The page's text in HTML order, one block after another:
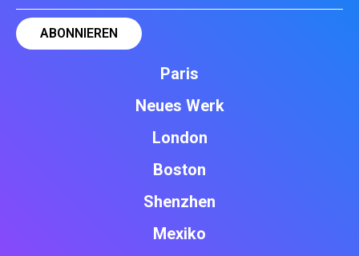
Paris
Neues Werk
London
Boston
Shenzhen
Mexiko